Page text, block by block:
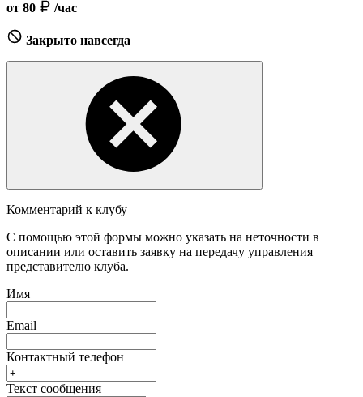
от 80 /час
Закрыто навсегда
Комментарий к клубу
С помощью этой формы можно указать на неточности в
описании или оставить заявку на передачу управления
представителю клуба.
Имя
Email
Контактный телефон
Текст сообщения